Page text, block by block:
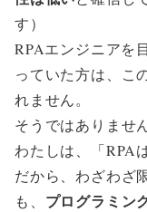
す）
RPAエンジニアを
っていた方は、こ
れません。
そうではありませ
わたしは、「RPA
だから、わざわざ
も、 プログラミン